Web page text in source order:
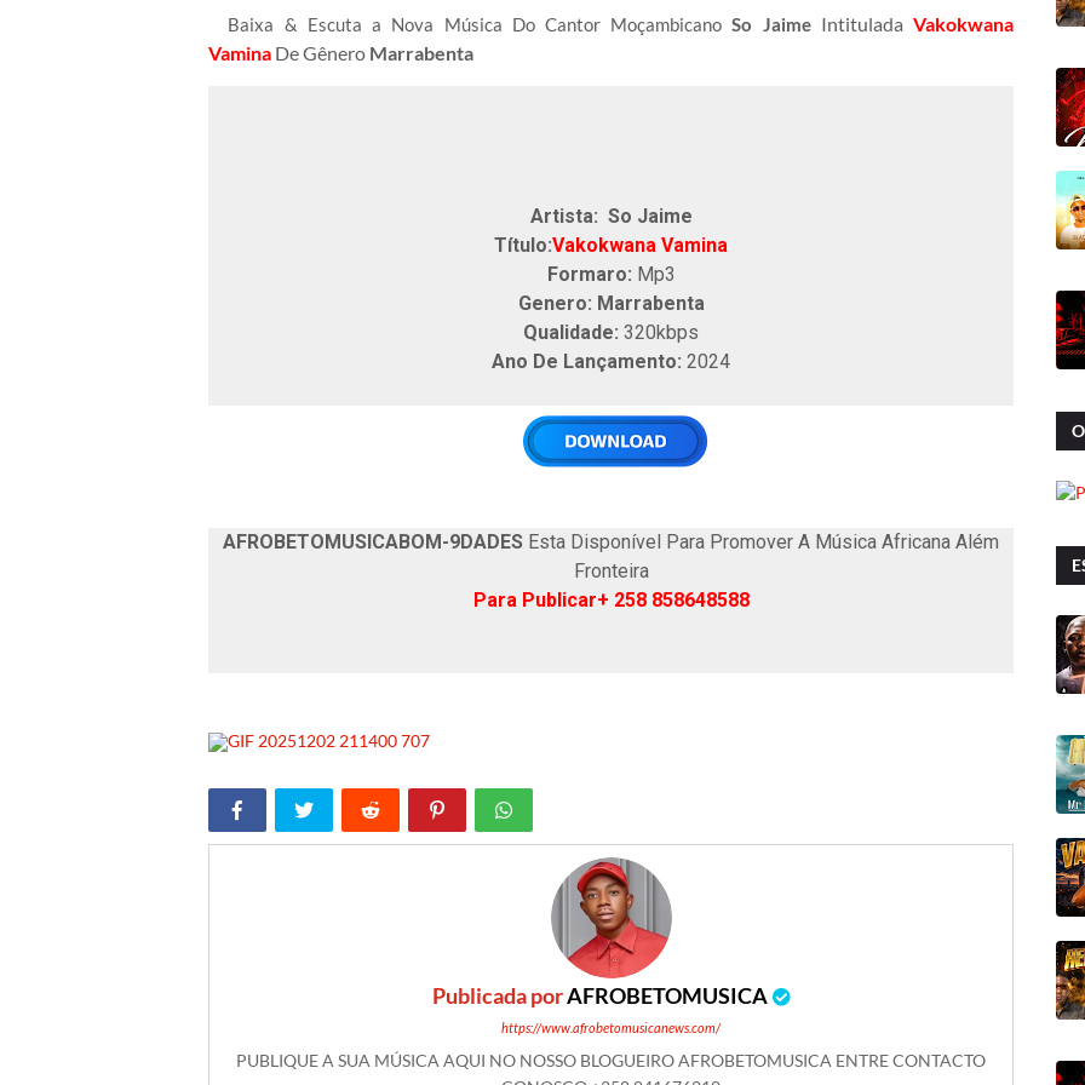
Baixa & Escuta a Nova Música Do Cantor MoçambicanoSo Jaime Intitulada Vakokwana
Vamina De Gênero Marrabenta
Artista: So Jaime
Título:Vakokwana Vamina
Formaro: Mp3
Genero: Marrabenta
Qualidade: 320kbps
Ano De Lançamento: 2024
AFROBETOMUSICABOM-9DADES Esta Disponível Para Promover A Música Africana Além
Fronteira
Para Publicar+ 258 858648588
Publicada porAFROBETOMUSICA
https://www.afrobetomusicanews.com/
PUBLIQUE A SUA MÚSICA AQUI NO NOSSO BLOGUEIRO AFROBETOMUSICA ENTRE CONTACTO